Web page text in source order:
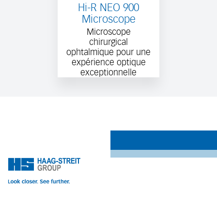
Hi-R NEO 900
Microscope
Microscope
chirurgical
ophtalmique pour une
expérience optique
exceptionnelle